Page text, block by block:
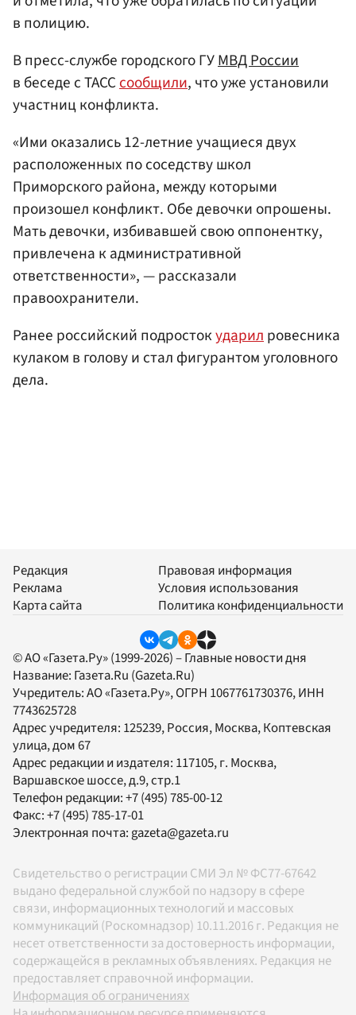
в полицию.
В пресс-службе городского ГУМВД России
в беседе с ТАССсообщили, что уже установили
участниц конфликта.
«Ими оказались 12-летние учащиеся двух
расположенных по соседству школ
Приморского района, между которыми
произошел конфликт. Обе девочки опрошены.
Мать девочки, избивавшей свою оппонентку,
привлечена к административной
ответственности», — рассказали
правоохранители.
Ранее российский подростокударилровесника
кулаком в голову и стал фигурантом уголовного
дела.
Редакция
Реклама
Карта сайта
Правовая информация
Условия использования
Политика конфиденциальности
© АО «Газета.Ру» (1999-2026) – Главные новости дня
Название: Газета.Ru (Gazeta.Ru)
Учредитель:АО «Газета.Ру», ОГРН 1067761730376, ИНН
7743625728
Адрес учредителя: 125239, Россия, Москва, Коптевская
улица, дом 67
Адрес редакции и издателя: 117105, г. Москва,
Варшавское шоссе, д.9, стр.1
Телефон редакции:+7 (495) 785-00-12
Факс:+7 (495) 785-17-01
Электронная почта: gazeta@gazeta.ru
Свидетельство о регистрации СМИ Эл № ФС77-67642
выдано федеральной службой по надзору в сфере
связи, информационных технологий и массовых
коммуникаций (Роскомнадзор) 10.11.2016 г. Редакция не
несет ответственности за достоверность информации,
содержащейся в рекламных объявлениях. Редакция не
предоставляет справочной информации.
Информация об ограничениях